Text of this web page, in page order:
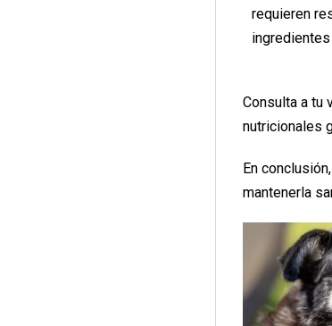
requieren
Consulta a tu
nutricionales
En
mantenerla